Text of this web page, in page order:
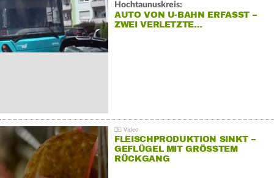
Hochtaunuskreis:
AUTO VON U-BAHN ERFASST –
ZWEI VERLETZTE…
FLEISCHPRODUKTION SINKT –
GEFLÜGEL MIT GRÖSSTEM R
ÜCKGANG